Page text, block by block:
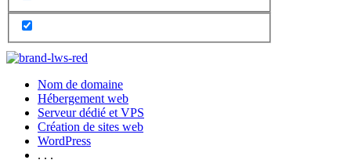
Nom de domaine
Hébergement web
Serveur dédié et VPS
Création de sites web
WordPress
. . .